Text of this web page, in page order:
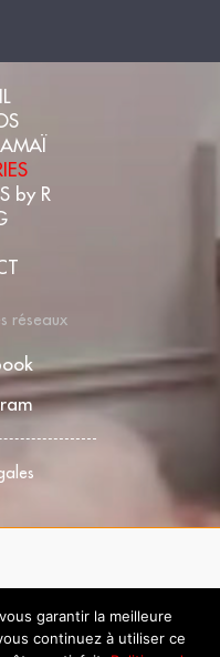
by R
réseaux
Interdite
de JPJ Executive SYS SAS -
garantir la meilleure
continuez à utiliser ce